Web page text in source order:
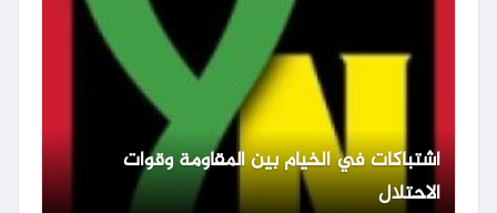
اشتباكات في الخيام بين المقاومة وقوات
الاحتلال